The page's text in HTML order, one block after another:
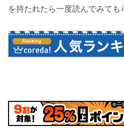
を持たれたら一度読んでみても